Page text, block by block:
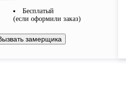
Бесплатый
(если оформили заказ)
замерщика